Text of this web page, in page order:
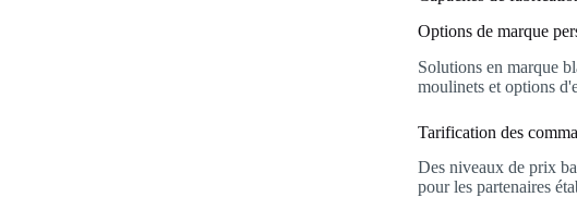
Options de marque
Solutions en marque
moulinets et options
Tarification des
Des niveaux de prix
pour les partenaires